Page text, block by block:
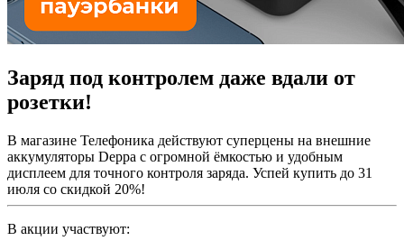
Заряд под контролем даже вдали от
розетки!
В магазине Телефоника действуют суперцены на внешние
аккумуляторы Deppa с огромной ёмкостью и удобным
дисплеем для точного контроля заряда. Успей купить до 31
июля со скидкой 20%!
В акции участвуют: